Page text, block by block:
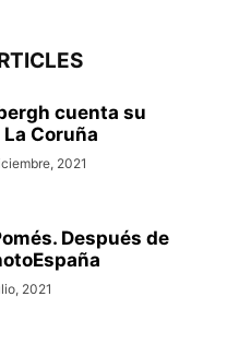
cuenta su
Coruña
2021
Después de
2021